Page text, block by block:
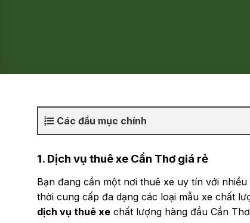
Các đầu mục chính
1. Dịch vụ thuê xe Cần Thơ giá rẻ
Bạn đang cần một nơi thuê xe uy tín với
thời cung cấp đa dạng các loại mẫu xe chất
dịch vụ thuê xe chất lượng hàng đầu Cần